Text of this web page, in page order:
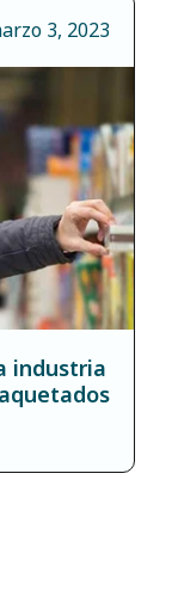
3, 2023
industria